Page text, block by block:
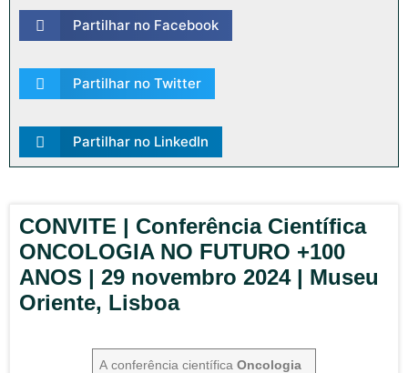
Partilhar no Facebook
Partilhar no Twitter
Partilhar no LinkedIn
CONVITE | Conferência Científica
ONCOLOGIA NO FUTURO +100
ANOS | 29 novembro 2024 | Museu
Oriente, Lisboa
A conferência científicaOncologia